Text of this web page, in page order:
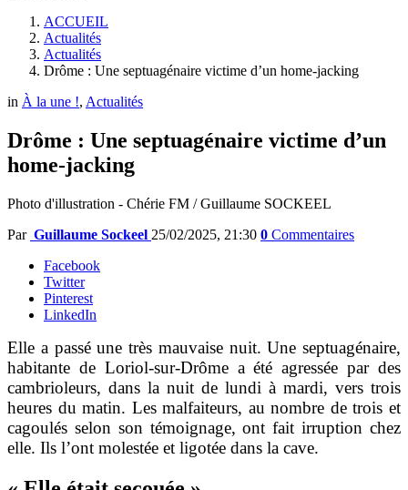
ACCUEIL
Actualités
Actualités
Drôme : Une septuagénaire victime d’un home-jacking
in À la une !, Actualités
Drôme : Une septuagénaire victime d’un
home-jacking
Photo d'illustration - Chérie FM / Guillaume SOCKEEL
Par Guillaume Sockeel 25/02/2025, 21:30 0 Commentaires
Facebook
Twitter
Pinterest
LinkedIn
Elle a passé une très mauvaise nuit. Une septuagénaire,
habitante de Loriol-sur-Drôme a été agressée par des
cambrioleurs, dans la nuit de lundi à mardi, vers trois
heures du matin. Les malfaiteurs, au nombre de trois et
cagoulés selon son témoignage, ont fait irruption chez
elle. Ils l’ont molestée et ligotée dans la cave.